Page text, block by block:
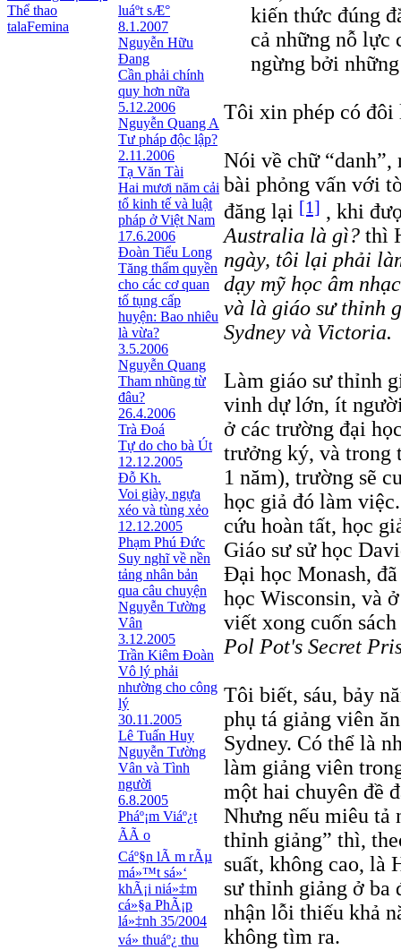
Thể thao
talaFemina
luáº­t sÆ°
8.1.2007
Nguyễn Hữu
Đang
Cần phải chính
quy hơn nữa
5.12.2006
Nguyễn Quang A
Tư pháp độc lập?
2.11.2006
Tạ Văn Tài
Hai mươi năm cải
tổ kinh tế và luật
pháp ở Việt Nam
17.6.2006
Đoàn Tiểu Long
Tăng thẩm quyền
cho các cơ quan
tố tụng cấp
huyện: Bao nhiêu
là vừa?
3.5.2006
Nguyễn Quang
Tham nhũng từ
đâu?
26.4.2006
Trà Đoá
Tự do cho bà Út
12.12.2005
Đỗ Kh.
Voi giày, ngựa
xéo và tùng xẻo
12.12.2005
Phạm Phú Đức
Suy nghĩ về nền
tảng nhân bản
qua câu chuyện
Nguyễn Tường
Vân
3.12.2005
Trần Kiêm Ðoàn
Vô lý phải
nhường cho công
lý
30.11.2005
Lê Tuấn Huy
Nguyễn Tường
Vân và Tình
người
6.8.2005
Pháº¡m Viáº¿t
ÃÃ o
Cáº§n lÃ m rÃµ
má»™t sá»‘
khÃ¡i niá»‡m
cá»§a PhÃ¡p
lá»‡nh 35/2004
vá» thuáº¿ thu
kiến thức đúng
cả những nỗ lực
ngừng bởi
Tôi xin phép có đôi
Nói về chữ
bài phỏng vấn với
đăng lại [1] , khi
Australia là gì? thì
ngày, tôi lại phải
dạy mỹ học âm
và là giáo sư thỉnh
Sydney và Victoria.
Làm giáo sư thỉnh
vinh dự lớn, ít
ở các trường đại
trưởng ký, và trong
1 năm), trường sẽ
học giả đó làm
cứu hoàn tất, học
Giáo sư sử học
Đại học Monash,
học Wisconsin, và
viết xong cuốn sách
Pol Pot's Secret
Tôi biết, sáu, bảy
phụ tá giảng viên
Sydney. Có thể là
làm giảng viên
một hai chuyên đề
Nhưng nếu miêu tả
thỉnh giảng” thì,
suất, không cao, là
sư thỉnh giảng ở ba
nhận lỗi thiếu khả
không tìm ra.